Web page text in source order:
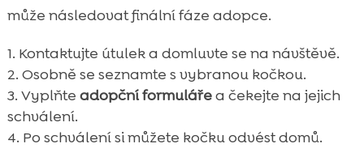
může následovat finální fáze adopce.
Kontaktujte útulek a domluvte se na návštěvě.
Osobně se seznamte s vybranou kočkou.
Vyplňte adopční formulářea čekejte na jejich
schválení.
Po schválení si můžete kočku odvést domů.